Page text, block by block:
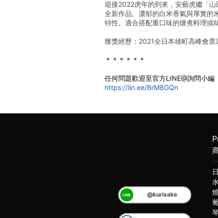
迎接2022虎年的到來，安藝虎繼「
全新作品。濃郁的白米香氣與厚實的
特性。適合搭配重口味的燉煮料理或
獲獎經歷：2021全日本雄町高峰會
＊＊＊＊＊＊
任何問題歡迎至官方LINE@詢問小編
https://lin.ee/BrM8GQn
@kurisake